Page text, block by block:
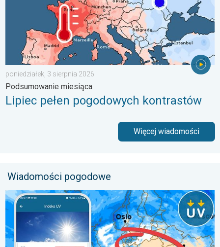
poniedziałek, 3 sierpnia 2026
Podsumowanie miesiąca
Lipiec pełen pogodowych kontrastów
Więcej wiadomości
Wiadomości pogodowe
Brak opadów do końca tygodnia. Chroń się przed słońcem. .